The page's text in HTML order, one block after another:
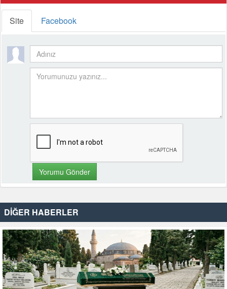
Site Facebook
DİĞER HABERLER